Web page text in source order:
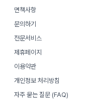
면책사항
문의하기
전문서비스
제휴페이지
이용약관
개인정보 처리방침
자주 묻는 질문 (FAQ)